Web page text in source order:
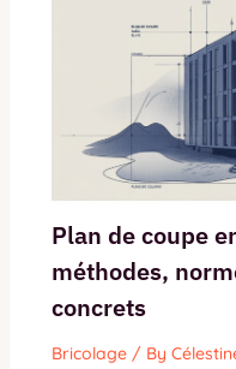
Plan de coupe
méthodes,
concrets
Bricolage/ By